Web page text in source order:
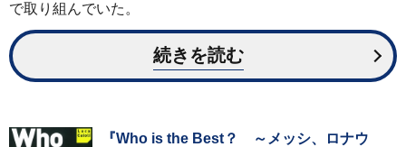
で取り組んでいた。
続きを読む
『Who is the Best？ ～メッシ、ロナウ